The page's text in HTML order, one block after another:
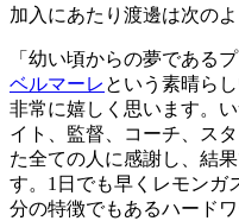
加入にあたり渡邊は次の
「幼い頃からの夢である
ベルマーレ という素晴ら
非常に嬉しく思います。
イト、監督、コーチ、ス
た全ての人に感謝し、結
す。1日でも早くレモンガ
分の特徴でもあるハード